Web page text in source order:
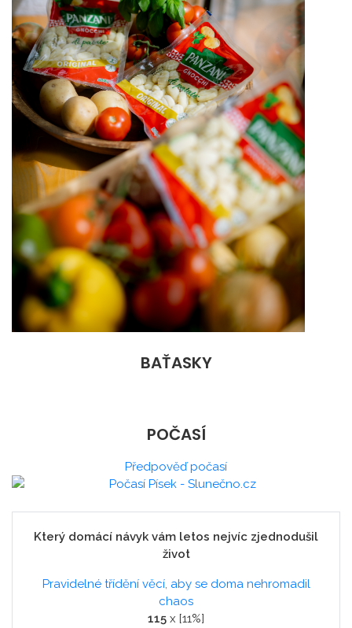
BAŤASKY
POČASÍ
Předpověď počasí
Který domácí návyk vám letos nejvíc zjednodušil
život
Pravidelné třídění věcí, aby se doma nehromadil
chaos
115 x [11%]